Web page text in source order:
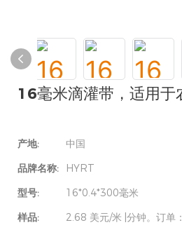
16毫米滴灌带，适用于
产地:
中国
品牌名称:
HYRT
型号:
16*0.4*300毫米
样品:
2.68 美元/米 |分钟。订单